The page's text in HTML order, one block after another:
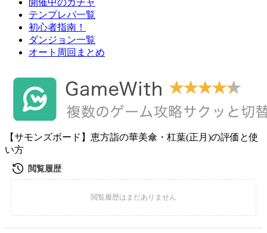
開催中のガチャ
テンプレパ一覧
初心者指南！
ダンジョン一覧
オート周回まとめ
【サモンズボード】恵方詣の華美傘・杠葉(正月)の評価と使
い方